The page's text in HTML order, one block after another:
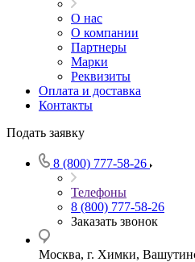
О нас
О компании
Партнеры
Марки
Реквизиты
Оплата и доставка
Контакты
Подать заявку
8 (800) 777-58-26
Телефоны
8 (800) 777-58-26
Заказать звонок
Москва, г. Химки,